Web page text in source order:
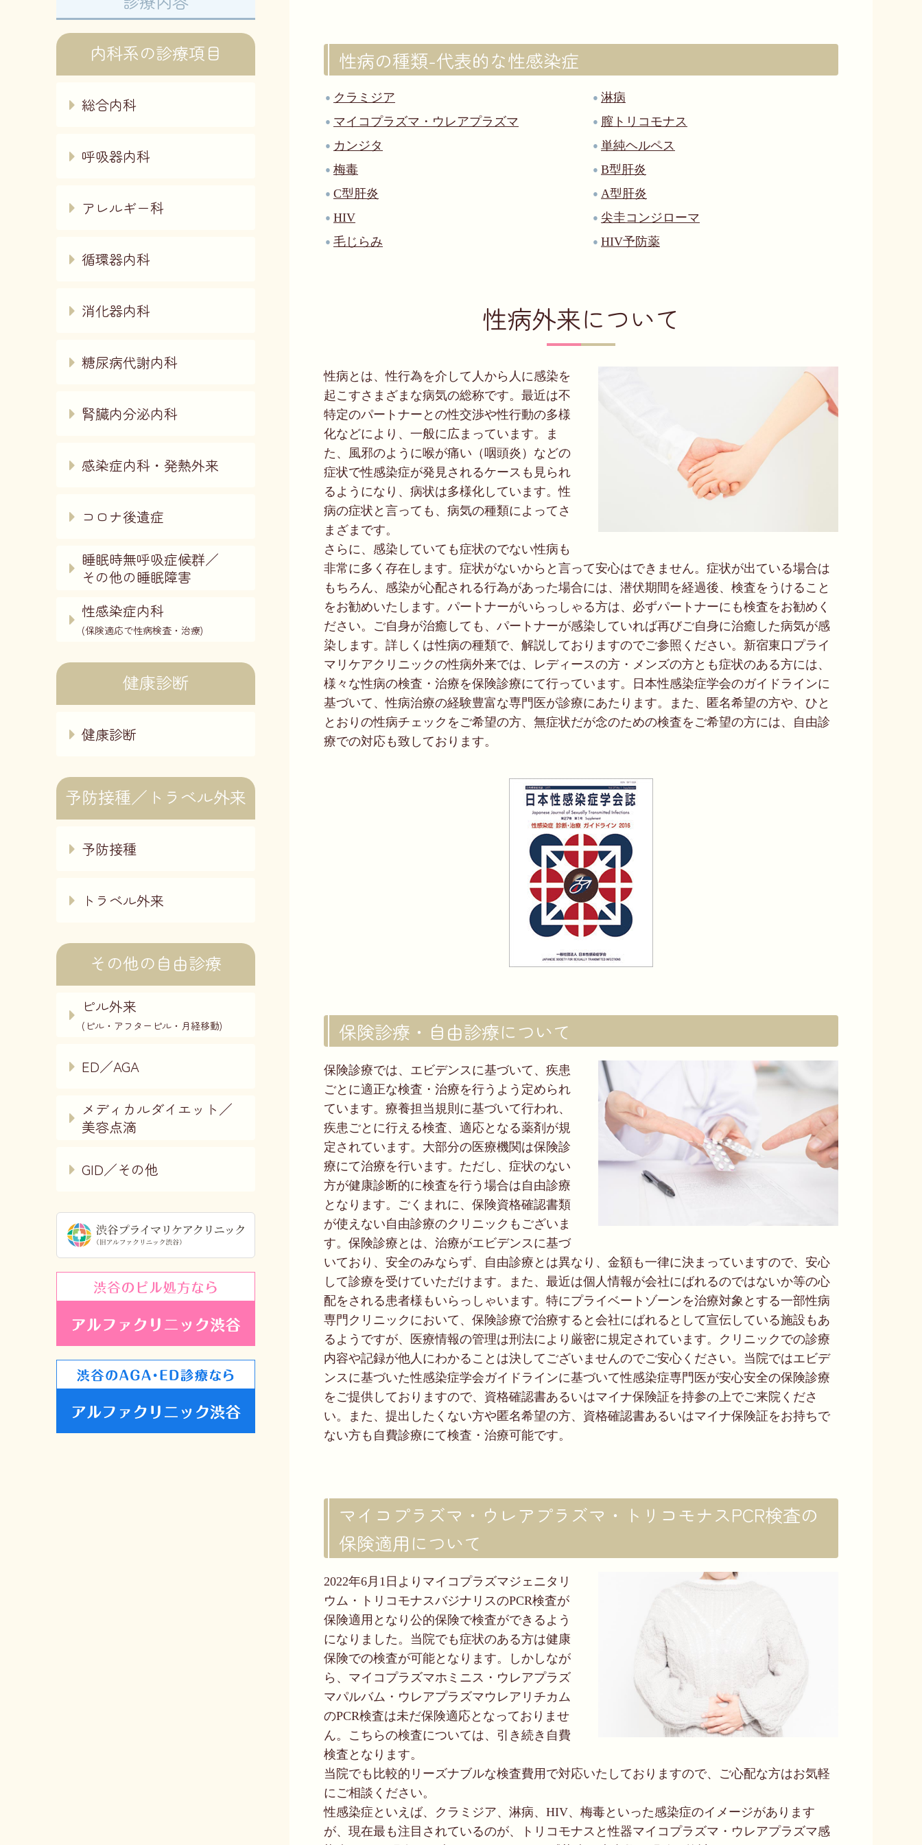
内科系の診療項目
総合内科
呼吸器内科
アレルギー科
循環器内科
消化器内科
糖尿病代謝内科
腎臓内分泌内科
感染症内科・発熱外来
コロナ後遺症
睡眠時無呼吸症候群／
その他の睡眠障害
性感染症内科
(保険適応で性病検査・治療)
健康診断
健康診断
予防接種／トラベル外来
予防接種
トラベル外来
その他の自由診療
ピル外来
(ピル・アフターピル・月経移動)
ED／AGA
メディカルダイエット／
美容点滴
GID／その他
性病の種類-代表的な性感染症
クラミジア
淋病
マイコプラズマ・ウレアプラズマ
膣トリコモナス
カンジタ
単純ヘルペス
梅毒
B型肝炎
C型肝炎
A型肝炎
HIV
尖圭コンジローマ
毛じらみ
HIV予防薬
性病外来について
性病とは、性行為を介して人から人に感染を
起こすさまざまな病気の総称です。最近は不
特定のパートナーとの性交渉や性行動の多様
化などにより、一般に広まっています。ま
た、風邪のように喉が痛い（咽頭炎）などの
症状で性感染症が発見されるケースも見られ
るようになり、病状は多様化しています。性
病の症状と言っても、病気の種類によってさ
まざまです。
さらに、感染していても症状のでない性病も
非常に多く存在します。症状がないからと言って安心はできません。症状が出ている場合は
もちろん、感染が心配される行為があった場合には、潜伏期間を経過後、検査をうけること
をお勧めいたします。パートナーがいらっしゃる方は、必ずパートナーにも検査をお勧めく
ださい。ご自身が治癒しても、パートナーが感染していれば再びご自身に治癒した病気が感
染します。詳しくは性病の種類で、解説しておりますのでご参照ください。新宿東口プライ
マリケアクリニックの性病外来では、レディースの方・メンズの方とも症状のある方には、
様々な性病の検査・治療を保険診療にて行っています。日本性感染症学会のガイドラインに
基づいて、性病治療の経験豊富な専門医が診療にあたります。また、匿名希望の方や、ひと
とおりの性病チェックをご希望の方、無症状だが念のための検査をご希望の方には、自由診
療での対応も致しております。
保険診療・自由診療について
保険診療では、エビデンスに基づいて、疾患
ごとに適正な検査・治療を行うよう定められ
ています。療養担当規則に基づいて行われ、
疾患ごとに行える検査、適応となる薬剤が規
定されています。大部分の医療機関は保険診
療にて治療を行います。ただし、症状のない
方が健康診断的に検査を行う場合は自由診療
となります。ごくまれに、保険資格確認書類
が使えない自由診療のクリニックもございま
す。保険診療とは、治療がエビデンスに基づ
いており、安全のみならず、自由診療とは異なり、金額も一律に決まっていますので、安心
して診療を受けていただけます。また、最近は個人情報が会社にばれるのではないか等の心
配をされる患者様もいらっしゃいます。特にプライベートゾーンを治療対象とする一部性病
専門クリニックにおいて、保険診療で治療すると会社にばれるとして宣伝している施設もあ
るようですが、医療情報の管理は刑法により厳密に規定されています。クリニックでの診療
内容や記録が他人にわかることは決してございませんのでご安心ください。当院ではエビデ
ンスに基づいた性感染症学会ガイドラインに基づいて性感染症専門医が安心安全の保険診療
をご提供しておりますので、資格確認書あるいはマイナ保険証を持参の上でご来院くださ
い。また、提出したくない方や匿名希望の方、資格確認書あるいはマイナ保険証をお持ちで
ない方も自費診療にて検査・治療可能です。
マイコプラズマ・ウレアプラズマ・トリコモナスPCR検査の
保険適用について
2022年6月1日よりマイコプラズマジェニタリ
ウム・トリコモナスバジナリスのPCR検査が
保険適用となり公的保険で検査ができるよう
になりました。当院でも症状のある方は健康
保険での検査が可能となります。しかしなが
ら、マイコプラズマホミニス・ウレアプラズ
マパルバム・ウレアプラズマウレアリチカム
のPCR検査は未だ保険適応となっておりませ
ん。こちらの検査については、引き続き自費
検査となります。
当院でも比較的リーズナブルな検査費用で対応いたしておりますので、ご心配な方はお気軽
にご相談ください。
性感染症といえば、クラミジア、淋病、HIV、梅毒といった感染症のイメージがあります
が、現在最も注目されているのが、トリコモナスと性器マイコプラズマ・ウレアプラズマ感